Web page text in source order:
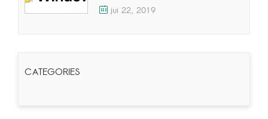
jui 22, 2019
CATEGORIES